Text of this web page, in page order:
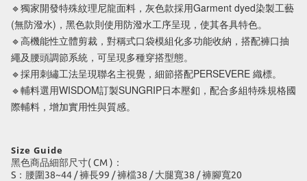
🔹獨家開發特殊紋理尼龍面料，灰色款採用Garment dyed染製工藝
(無防潑水)，黑色款則使用防潑水工序呈現，使其各具特色。
🔹高機能性立體剪裁，對稱式口袋模組化多功能收納，搭配褲口抽
繩及腰頭調節系統，可呈現多種穿搭型態。
🔹採用刺繡工法呈現聯名主視覺，細節搭配PERSEVERE 織標。
🔹輔料選用WISDOM訂製SUNGRIP日本壓釦，配合多組特殊規格國
際輔料，增加實用性與質感。
Size Guide
黑色商品細部尺寸( CM )：
S：腰圍38~44 / 褲長99 / 褲檔38 / 大腿寬38 / 褲腳寬20